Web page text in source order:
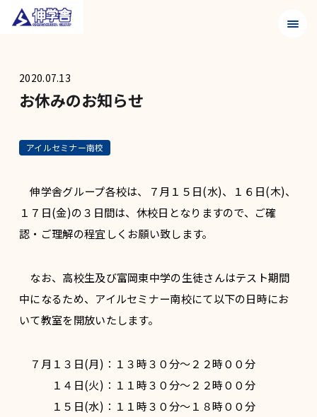
メニ
2020.07.13
お休みのお知らせ
アイルセミナー南校
伸学舎グループ各校は、７月１５日(水)、１６日(木)、
１７日(金)の３日間は、休校日となりますので、ご確
認・ご理解の程宜しくお願い致します。
なお、高校生及び富岡東中学の生徒さんはテスト期間
中になるため、アイルセミナー南校にて以下の日時にお
いて教室を開放いたします。
７月１３日(月)：１３時３０分～２２時００分
１４日(火)：１１時３０分～２２時００分
１５日(水)：１１時３０分～１８時００分